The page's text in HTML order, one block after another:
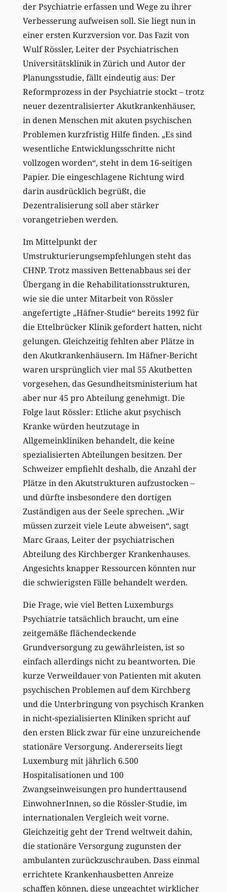
der Psychiatrie erfassen und Wege zu ihrer
Verbesserung aufweisen soll. Sie liegt nun in
einer ersten Kurzversion vor. Das Fazit von
Wulf Rössler, Leiter der Psychiatrischen
Universitätsklinik in Zürich und Autor der
Planungsstudie, fällt eindeutig aus: Der
Reformprozess in der Psychiatrie stockt – trotz
neuer dezentralisierter Akutkrankenhäuser,
in denen Menschen mit akuten psychischen
Problemen kurzfristig Hilfe finden. „Es sind
wesentliche Entwicklungsschritte nicht
vollzogen worden“, steht in dem 16-seitigen
Papier. Die eingeschlagene Richtung wird
darin ausdrücklich begrüßt, die
Dezentralisierung soll aber stärker
vorangetrieben werden.
Im Mittelpunkt der
Umstrukturierungsempfehlungen steht das
CHNP. Trotz massiven Bettenabbaus sei der
Übergang in die Rehabilitationsstrukturen,
wie sie die unter Mitarbeit von Rössler
angefertigte „Häfner-Studie“ bereits 1992 für
die Ettelbrücker Klinik gefordert hatten, nicht
gelungen. Gleichzeitig fehlten aber Plätze in
den Akutkrankenhäusern. Im Häfner-Bericht
waren ursprünglich vier mal 55 Akutbetten
vorgesehen, das Gesundheitsministerium hat
aber nur 45 pro Abteilung genehmigt. Die
Folge laut Rössler: Etliche akut psychisch
Kranke würden heutzutage in
Allgemeinkliniken behandelt, die keine
spezialisierten Abteilungen besitzen. Der
Schweizer empfiehlt deshalb, die Anzahl der
Plätze in den Akutstrukturen aufzustocken –
und dürfte insbesondere den dortigen
Zuständigen aus der Seele sprechen. „Wir
müssen zurzeit viele Leute abweisen“, sagt
Marc Graas, Leiter der psychiatrischen
Abteilung des Kirchberger Krankenhauses.
Angesichts knapper Ressourcen könnten nur
die schwierigsten Fälle behandelt werden.
Die Frage, wie viel Betten Luxemburgs
Psychiatrie tatsächlich braucht, um eine
zeitgemäße flächendeckende
Grundversorgung zu gewährleisten, ist so
einfach allerdings nicht zu beantworten. Die
kurze Verweildauer von Patienten mit akuten
psychischen Problemen auf dem Kirchberg
und die Unterbringung von psychisch Kranken
in nicht-spezialisierten Kliniken spricht auf
den ersten Blick zwar für eine unzureichende
stationäre Versorgung. Andererseits liegt
Luxemburg mit jährlich 6.500
Hospitalisationen und 100
Zwangseinweisungen pro hunderttausend
EinwohnerInnen, so die Rössler-Studie, im
internationalen Vergleich weit vorne.
Gleichzeitig geht der Trend weltweit dahin,
die stationäre Versorgung zugunsten der
ambulanten zurückzuschrauben. Dass einmal
errichtete Krankenhausbetten Anreize
schaffen können, diese ungeachtet wirklicher